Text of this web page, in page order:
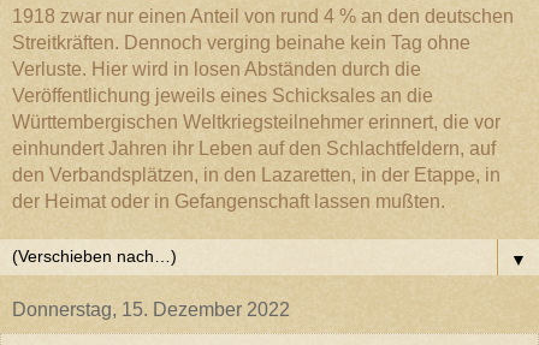
1918 zwar nur einen Anteil von rund 4 % an den deutschen
Streitkräften. Dennoch verging beinahe kein Tag ohne
Verluste. Hier wird in losen Abständen durch die
Veröffentlichung jeweils eines Schicksales an die
Württembergischen Weltkriegsteilnehmer erinnert, die vor
einhundert Jahren ihr Leben auf den Schlachtfeldern, auf
den Verbandsplätzen, in den Lazaretten, in der Etappe, in
der Heimat oder in Gefangenschaft lassen mußten.
▼
Donnerstag, 15. Dezember 2022